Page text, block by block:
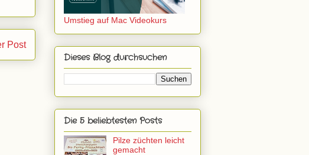
Post
Umstieg auf Mac Videokurs
Dieses Blog durchsuchen
Die 5 beliebtesten Posts
Pilze züchten leicht
gemacht